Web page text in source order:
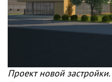
Проект новой